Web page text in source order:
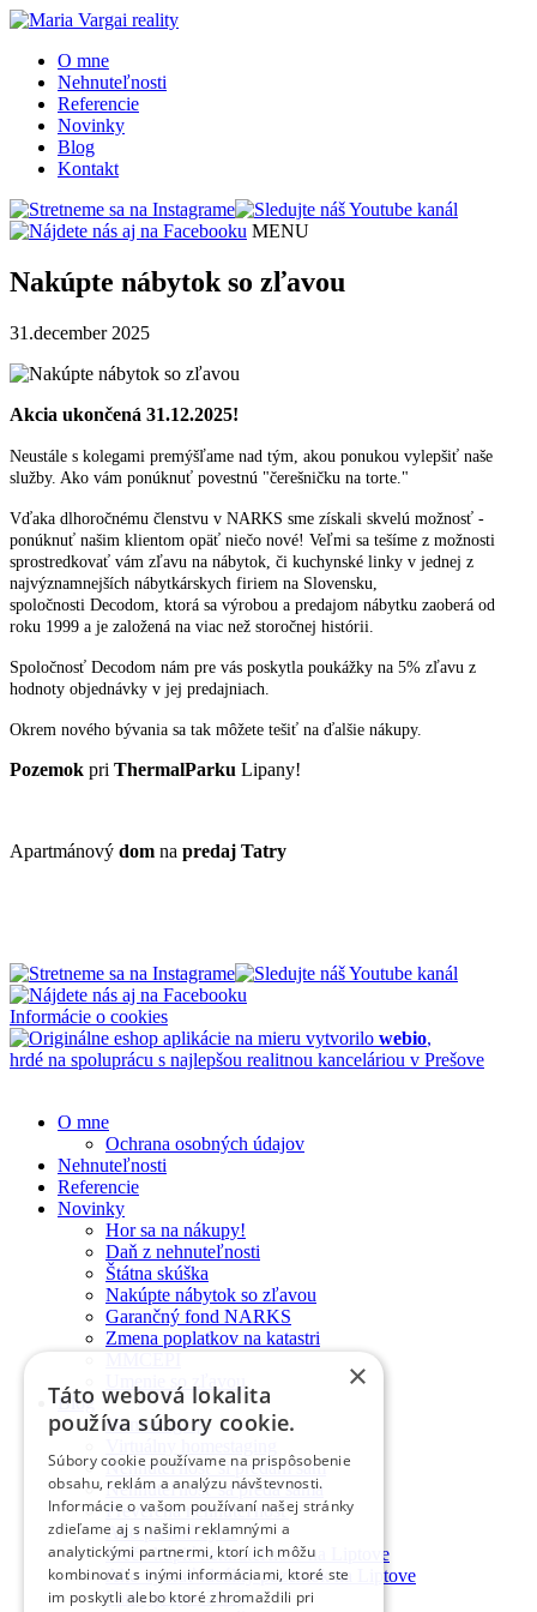
O mne
Nehnuteľnosti
Referencie
Novinky
Blog
Kontakt
MENU
Nakúpte nábytok so zľavou
31.december 2025
Akcia ukončená 31.12.2025!
Neustále s kolegami premýšľame nad tým, akou ponukou vylepšiť naše
služby. Ako vám ponúknuť povestnú "čerešničku na torte."
Vďaka dlhoročnému členstvu v NARKS sme získali skvelú možnosť -
ponúknuť našim klientom opäť niečo nové! Veľmi sa tešíme z možnosti
sprostredkovať vám zľavu na nábytok, či kuchynské linky v jednej z
najvýznamnejších nábytkárskych firiem na Slovensku,
spoločnosti Decodom, ktorá sa výrobou a predajom nábytku zaoberá od
roku 1999 a je založená na viac než storočnej histórii.
Spoločnosť Decodom nám pre vás poskytla poukážky na 5% zľavu z
hodnoty objednávky v jej predajniach.
Okrem nového bývania sa tak môžete tešiť na ďalšie nákupy.
Pozemok pri ThermalParku Lipany!
Apartmánový dom na predaj Tatry
Informácie o cookies
vytvorilo webio,
hrdé na spoluprácu s najlepšou realitnou kanceláriou v Prešove
O mne
Ochrana osobných údajov
Nehnuteľnosti
Referencie
Novinky
Hor sa na nákupy!
Daň z nehnuteľnosti
Štátna skúška
Nakúpte nábytok so zľavou
Garančný fond NARKS
Zmena poplatkov na katastri
Blog
Homestaging
Nehnuteľnosť si predám sám
Nehnuteľnosť sa predá sama
Preverená nehnuteľnosť
Ako predať byt 1
Prečo kúpiť nehnuteľnosť na Liptove
Ako vybrať ideálny pozemok na Liptove
Farby jesene 2025
×
Táto webová lokalita
používa súbory cookie.
Súbory cookie používame na prispôsobenie
obsahu, reklám a analýzu návštevnosti.
Informácie o vašom používaní našej stránky
zdieľame aj s našimi reklamnými a
analytickými partnermi, ktorí ich môžu
kombinovať s inými informáciami, ktoré ste
im poskytli alebo ktoré zhromaždili pri